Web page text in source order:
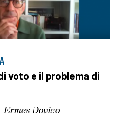
voto e il problema di
Ermes Dovico